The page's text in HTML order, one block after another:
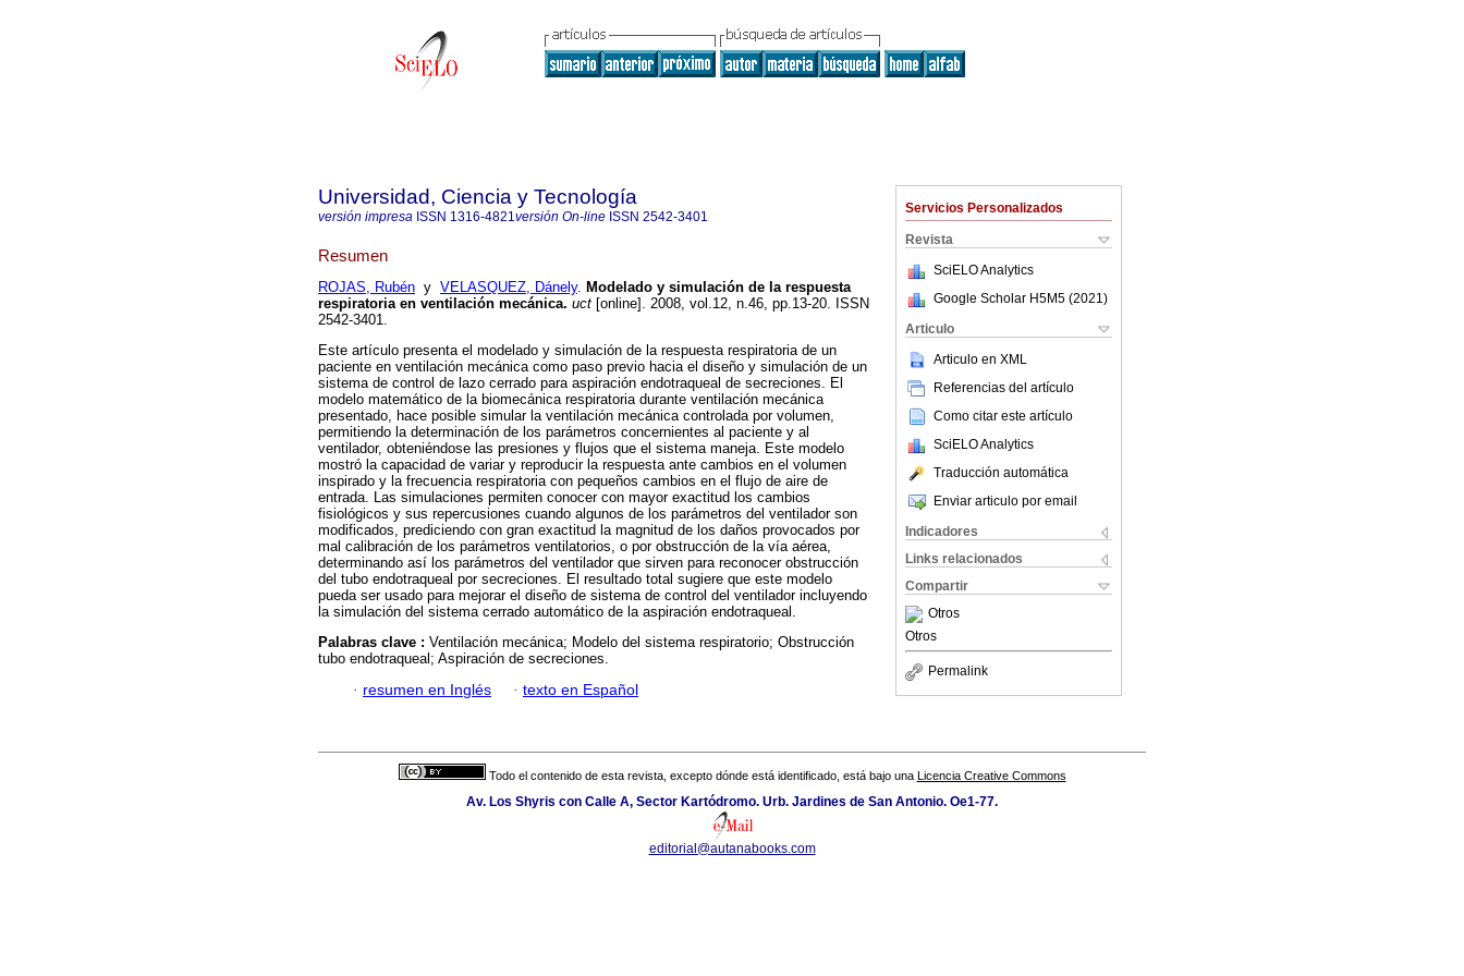
Servicios Personalizados
Revista
SciELO Analytics
Google Scholar H5M5 (2021 )
Articulo
Articulo en XML
Referencias del artículo
Como citar este artículo
SciELO Analytics
Traducción automática
Enviar articulo por email
Indicadores
Links relacionados
Compartir
Otros
Otros
Permalink
Universidad, Ciencia y Tecnología
versión impresa ISSN 1316-4821versión On-line ISSN 2542-3401
Resumen
ROJAS, Rubén y VELASQUEZ, Dánely. Modelado y simulación de la respuesta
respiratoria en ventilación mecánica. uct [online]. 2008, vol.12, n.46, pp.13-20. ISSN
2542-3401.
Este artículo presenta el modelado y simulación de la respuesta respiratoria de un
paciente en ventilación mecánica como paso previo hacia el diseño y simulación de un
sistema de control de lazo cerrado para aspiración endotraqueal de secreciones. El
modelo matemático de la biomecánica respiratoria durante ventilación mecánica
presentado, hace posible simular la ventilación mecánica controlada por volumen,
permitiendo la determinación de los parámetros concernientes al paciente y al
ventilador, obteniéndose las presiones y flujos que el sistema maneja. Este modelo
mostró la capacidad de variar y reproducir la respuesta ante cambios en el volumen
inspirado y la frecuencia respiratoria con pequeños cambios en el flujo de aire de
entrada. Las simulaciones permiten conocer con mayor exactitud los cambios
fisiológicos y sus repercusiones cuando algunos de los parámetros del ventilador son
modificados, prediciendo con gran exactitud la magnitud de los daños provocados por
mal calibración de los parámetros ventilatorios, o por obstrucción de la vía aérea,
determinando así los parámetros del ventilador que sirven para reconocer obstrucción
del tubo endotraqueal por secreciones. El resultado total sugiere que este modelo
pueda ser usado para mejorar el diseño de sistema de control del ventilador incluyendo
la simulación del sistema cerrado automático de la aspiración endotraqueal.
Palabras clave : Ventilación mecánica; Modelo del sistema respiratorio; Obstrucción
tubo endotraqueal; Aspiración de secreciones.
· resumen en Inglés · texto en Español
Todo el contenido de esta revista, excepto dónde está identificado, está bajo una Licencia Creative Commons
Av. Los Shyris con Calle A, Sector Kartódromo. Urb. Jardines de San Antonio. Oe1-77.
editorial@autanabooks.com